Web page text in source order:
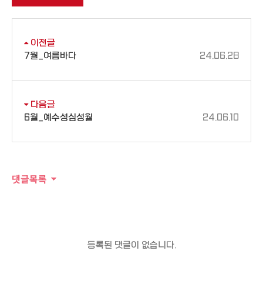
이전글
7월_여름바다
24.06.28
다음글
6월_예수성심성월
24.06.10
댓글목록
등록된 댓글이 없습니다.